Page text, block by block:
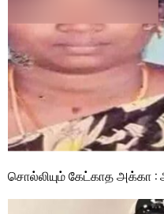
சொல்லியும் கேட்காத அக்கா :